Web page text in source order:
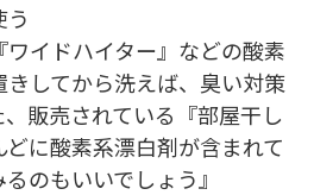
ワイドハイター』などの酸素
してから洗えば、臭い対策
販売されている『部屋干し
に酸素系漂白剤が含まれて
のもいいでしょう』